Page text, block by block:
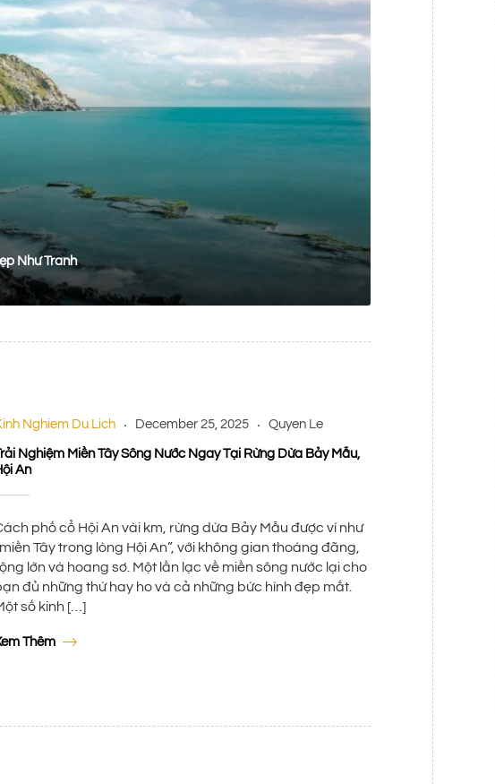
Như Tranh
Nghiem Du Lich December 25, 2025 Quyen Le
Nghiệm Miền Tây Sông Nước Ngay Tại Rừng Dừa Bảy Mẫu,
An
phố cổ Hội An vài km, rừng dừa Bảy Mẫu được ví như
Tây trong lòng Hội An”, với không gian thoáng đãng,
lớn và hoang sơ. Một lần lạc về miền sông nước lại cho
đủ những thứ hay ho và cả những bức hình đẹp mắt.
số kinh […]
Thêm